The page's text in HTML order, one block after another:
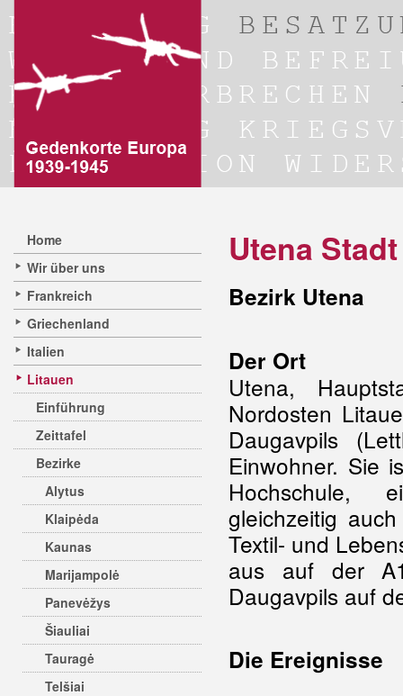
Home
Wir über uns
Frankreich
Griechenland
Italien
Litauen
Einführung
Zeittafel
Bezirke
Alytus
Klaipėda
Kaunas
Marijampolė
Panevėžys
Šiauliai
Tauragė
Telšiai
Utena Stadt
Bezirk Utena
Der Ort
Utena,
Nordosten
Daugavpils
Einwohner. Sie
Hochschule,
gleichzeitig
Textil- und
aus auf der
Daugavpils auf
Die Ereignisse